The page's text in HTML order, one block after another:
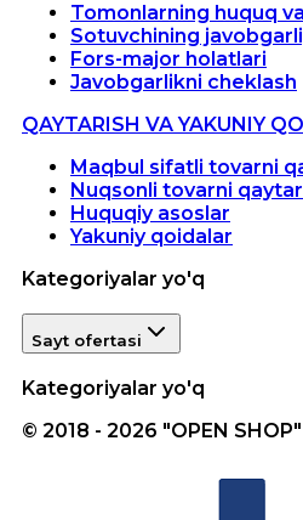
Tomonlarning huquq
Sotuvchining
Fors-major holatlari
Javobgarlikni cheklash
QAYTARISH VA YAKUNIY
Maqbul sifatli tovarni
Nuqsonli tovarni
Huquqiy asoslar
Yakuniy qoidalar
Kategoriyalar yo'q
Sayt ofertasi
Kategoriyalar yo'q
© 2018 - 2026 "OPEN